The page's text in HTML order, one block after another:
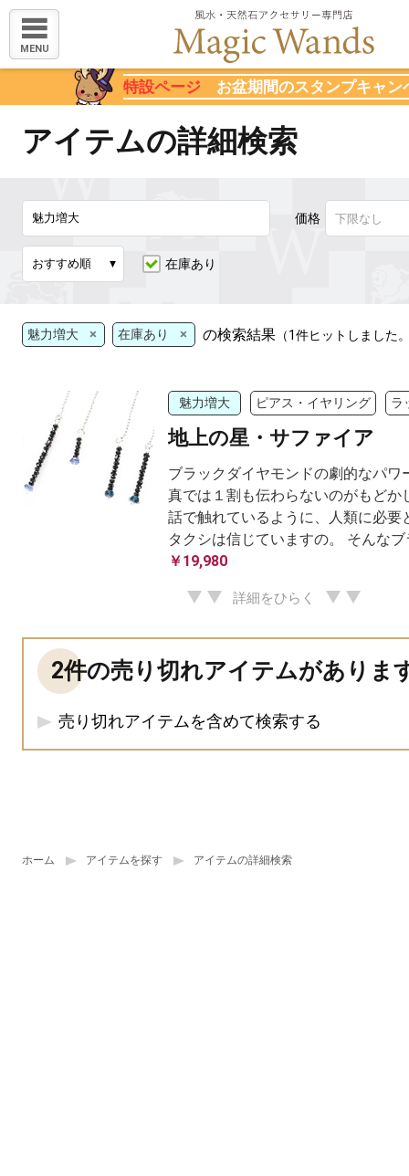
MENU
特設ページ お盆期間のスタンプキャン
ホーム アイテムを探す アイテムの詳細検索
アイテムの詳細検索
価格
在庫あり
魅力増大 × 在庫あり × の検索結果 （1件ヒットしました
魅力増大 ピアス・イヤリング ラ
地上の星・サファイア
ブラックダイヤモンドの劇的なパワ
真では１割も伝わらないのがもどか
話で触れているように、人類に必要
タクシは信じていますの。 そんなブ
￥19,980
詳細をひらく
2件の売り切れアイテムがありま
売り切れアイテムを含めて検索する